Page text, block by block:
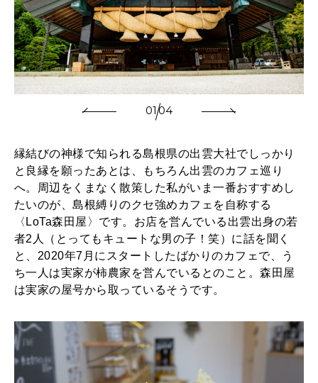
2026年5月号「“大好き”に出会いに。韓国」
2026年4月号「未来をつくる、学びの教科書。」
2026年3月号「スイーツ予想図 2026」
2026年2月号「良運を掴む 新・開運術。」
2026年1月号「猫がいれば、幸せ」
2025年12月号「お酒の新常識。」
FOLLOW US!
0104
縁結びの神様で知られる島根県の出雲大社でしっかり
と良縁を願ったあとは、もちろん出雲のカフェ巡り
へ。周辺をくまなく散策した私がいま一番おすすめし
たいのが、島根縛りのクセ強めカフェを自称する
〈LoTa森田屋〉です。お店を営んでいる出雲出身の若
者2人（とってもキュートな男の子！笑）に話を聞く
と、2020年7月にスタートしたばかりのカフェで、う
ち一人は実家が柿農家を営んでいるとのこと。森田屋
は実家の屋号から取っているそうです。